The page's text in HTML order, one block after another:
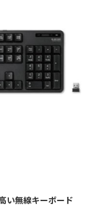
い無線キーボード